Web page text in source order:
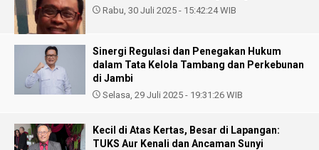
Rabu, 30 Juli 2025 - 15:42:24 WIB
Sinergi Regulasi dan Penegakan Hukum
dalam Tata Kelola Tambang dan Perkebunan
di Jambi
Selasa, 29 Juli 2025 - 19:31:26 WIB
Kecil di Atas Kertas, Besar di Lapangan:
TUKS Aur Kenali dan Ancaman Sunyi